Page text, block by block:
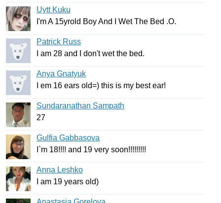
Uytt Kuku
I'mA15yrold BoyAnd Wet The Bed .O.
Patrick Russ
am 28 and don't wet the bed.
Anya Gnatyuk
em 16 ears old=) this is my best ear!
Sundaranathan Sampath
27
Gulfia Gabbasova
`m 18!!!! and 19 very soon!!!!!!!!!
Anna Leshko
am 19 years old)